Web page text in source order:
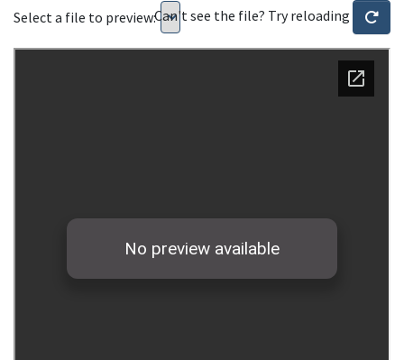
Select a file to preview:Can't see the file? Try reloading